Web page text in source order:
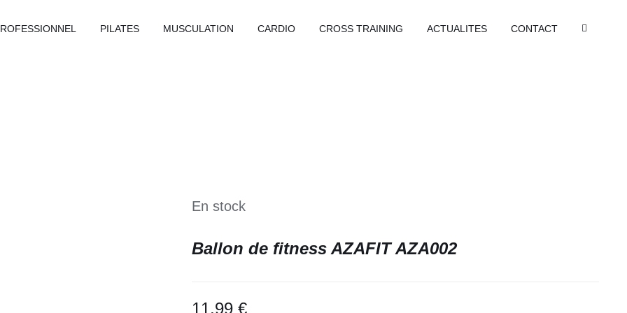
PILATES MUSCULATION CARDIO CROSS TRAINING ACTUALITES CONTACT
En stock
Ballon de fitness AZAFIT AZA002
11,99€